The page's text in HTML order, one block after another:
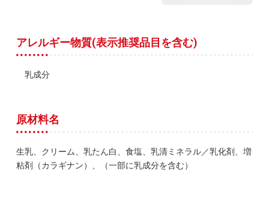
アレルギー物質(表示推奨品目を含む)
乳成分
原材料名
生乳、クリーム、乳たん白、食塩、乳清ミネラル／乳化剤、増
粘剤（カラギナン）、（一部に乳成分を含む）